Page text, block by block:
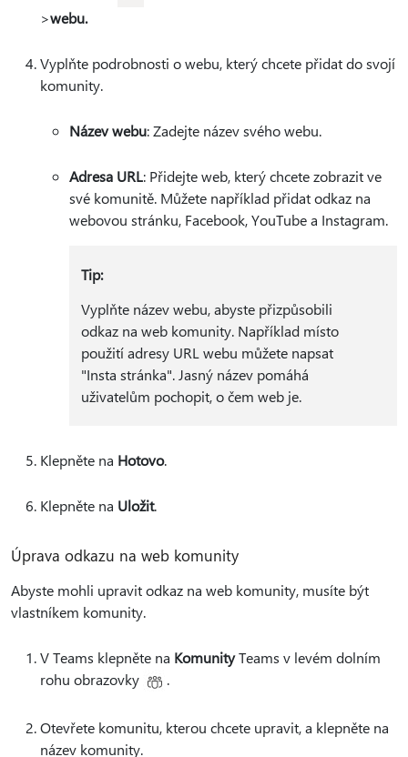
>webu.
Vyplňte podrobnosti o webu, který chcete přidat do svojí
komunity.
Název webu: Zadejte název svého webu.
Adresa URL: Přidejte web, který chcete zobrazit ve
své komunitě. Můžete například přidat odkaz na
webovou stránku, Facebook, YouTube a Instagram.
Tip:
Vyplňte název webu, abyste přizpůsobili
odkaz na web komunity. Například místo
použití adresy URL webu můžete napsat
"Insta stránka". Jasný název pomáhá
uživatelům pochopit, o čem web je.
Klepněte na Hotovo.
Klepněte na Uložit.
Úprava odkazu na web komunity
Abyste mohli upravit odkaz na web komunity, musíte být
vlastníkem komunity.
V Teams klepněte na KomunityTeams v levém dolním
rohu obrazovky
.
Otevřete komunitu, kterou chcete upravit, a klepněte na
název komunity.